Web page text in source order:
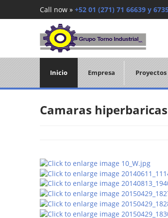
Call now » +52 01 (271) 71 66639 y
Inicio Empresa Proyectos
Camaras hiperbaricas